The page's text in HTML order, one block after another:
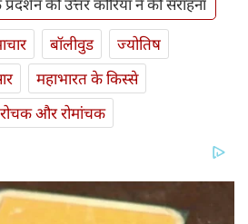
की उत्तर कोरिया ने की सराहना
बॉलीवुड
ज्योतिष
महाभारत के किस्से
रोचक और रोमांचक